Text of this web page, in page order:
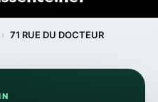
› 71 RUE DU DOCTEUR